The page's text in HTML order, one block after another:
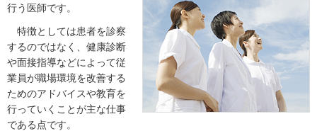
行う医師です。
特徴としては患者を診察
するのではなく、健康診断
や面接指導などによって従
業員が職場環境を改善する
ためのアドバイスや教育を
行っていくことが主な仕事
である点です。